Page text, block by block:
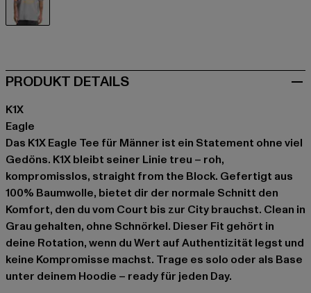
PRODUKT DETAILS
K1X
Eagle
Das K1X Eagle Tee für Männer ist ein Statement ohne viel
Gedöns. K1X bleibt seiner Linie treu – roh,
kompromisslos, straight from the Block. Gefertigt aus
100% Baumwolle, bietet dir der normale Schnitt den
Komfort, den du vom Court bis zur City brauchst. Clean in
Grau gehalten, ohne Schnörkel. Dieser Fit gehört in
deine Rotation, wenn du Wert auf Authentizität legst und
keine Kompromisse machst. Trage es solo oder als Base
unter deinem Hoodie – ready für jeden Day.